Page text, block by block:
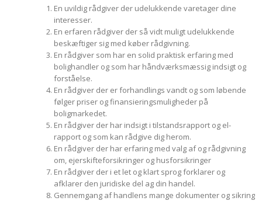
En uvildig rådgiver der udelukkende varetager dine
interesser.
En erfaren rådgiver der så vidt muligt udelukkende
beskæftiger sig med køber rådgivning.
En rådgiver som har en solid praktisk erfaring med
bolighandler og som har håndværksmæssig indsigt og
forståelse.
En rådgiver der er forhandlings vandt og som løbende
følger priser og finansieringsmuligheder på
boligmarkedet.
En rådgiver der har indsigt i tilstandsrapport og el-
rapport og som kan rådgive dig herom.
En rådgiver der har erfaring med valg af og rådgivning
om, ejerskifteforsikringer og husforsikringer
En rådgiver der i et let og klart sprog forklarer og
afklarer den juridiske del ag din handel.
Gennemgang af handlens mange dokumenter og sikring